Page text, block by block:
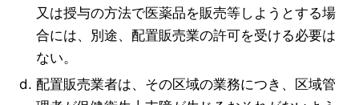
又は授与の方法で医薬品を販売等しようとする場
合には、別途、配置販売業の許可を受ける必要は
ない。
配置販売業者は、その区域の業務につき、区域管